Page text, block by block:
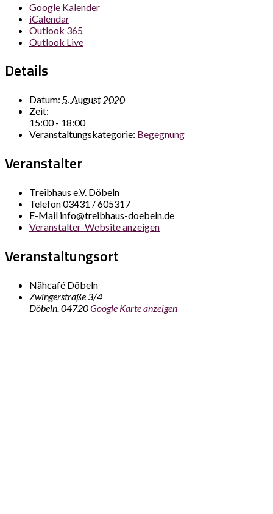
Google Kalender
iCalendar
Outlook 365
Outlook Live
Details
Datum: 5. August 2020
Zeit:
15:00 - 18:00
Veranstaltungskategorie: Begegnung
Veranstalter
Treibhaus e.V. Döbeln
Telefon03431 / 605317
E-Mail info@treibhaus-doebeln.de
Veranstalter-Website anzeigen
Veranstaltungsort
Nähcafé Döbeln
Zwingerstraße 3/4
Döbeln,04720Google Karte anzeigen